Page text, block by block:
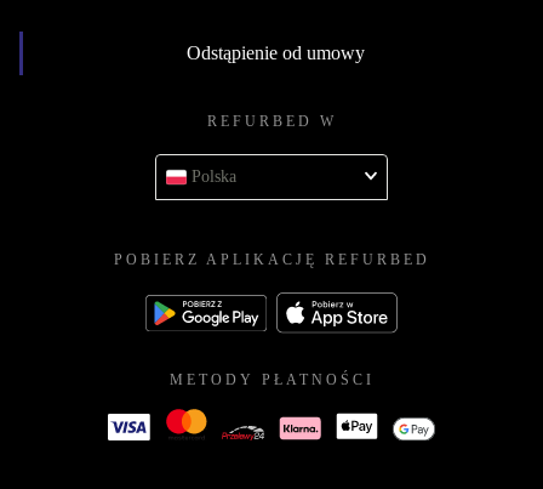
Odstąpienie od umowy
REFURBED W
Polska
POBIERZ APLIKACJĘ REFURBED
METODY PŁATNOŚCI